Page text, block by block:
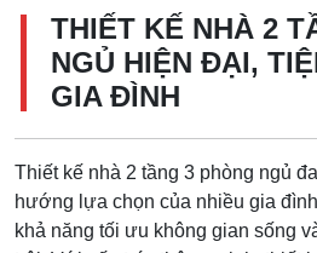
THIẾT KẾ NHÀ 2
NGỦ HIỆN ĐẠI,
GIA ĐÌNH
Thiết kế nhà 2 tầng 3 phòng ngủ
hướng lựa chọn của nhiều gia
khả năng tối ưu không gian sống